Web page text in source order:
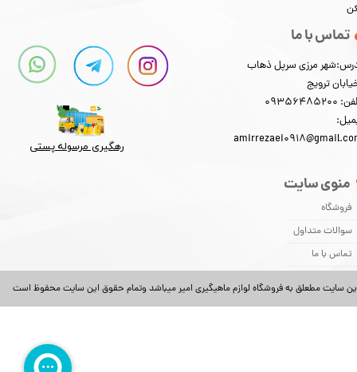
سایت مطعلق به فروشگاه لوازم ماهیگیری امیر میباشد وتمام حقوق این سایت محفوظ است
منوی سایت
فروشگاه
سوالات متداول
تماس با ما
تماس با ما
مرزی سرپل ذهاب
ترویج
رهگیری مرسوله پستی​​​​​​​